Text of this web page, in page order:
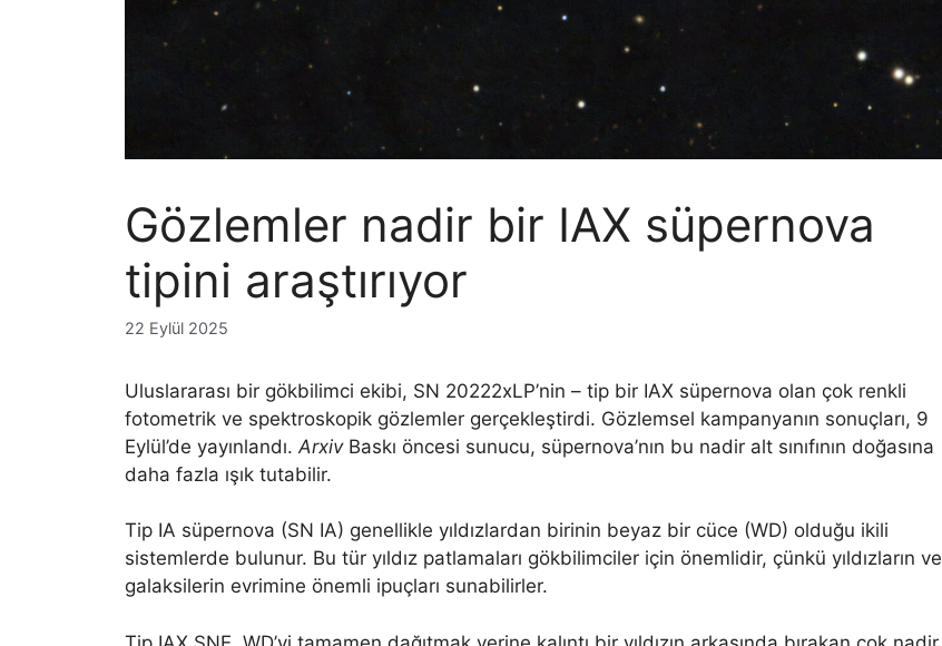
Gözlemler nadir bir IAX süpernova
tipini araştırıyor
22 Eylül 2025
Uluslararası bir gökbilimci ekibi, SN 20222xLP’nin – tip bir IAX süpernova olan çok renkli
fotometrik ve spektroskopik gözlemler gerçekleştirdi. Gözlemsel kampanyanın sonuçları, 9
Eylül’de yayınlandı. ArxivBaskı öncesi sunucu, süpernova’nın bu nadir alt sınıfının doğasına
daha fazla ışık tutabilir.
Tip IA süpernova (SN IA) genellikle yıldızlardan birinin beyaz bir cüce (WD) olduğu ikili
sistemlerde bulunur. Bu tür yıldız patlamaları gökbilimciler için önemlidir, çünkü yıldızların ve
galaksilerin evrimine önemli ipuçları sunabilirler.